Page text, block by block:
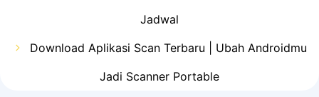
Jadwal
Download Aplikasi Scan Terbaru | Ubah Androidmu
Jadi Scanner Portable